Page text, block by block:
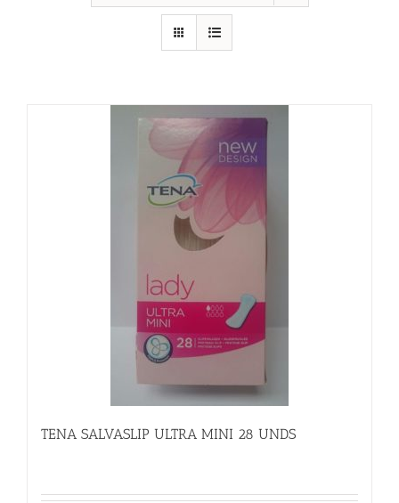
TENA SALVASLIP ULTRA MINI 28 UNDS